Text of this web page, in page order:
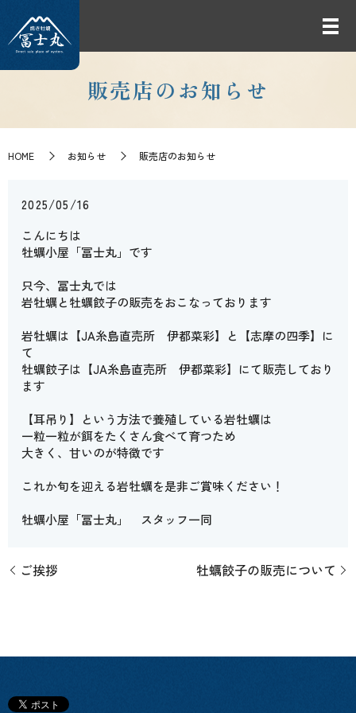
販売店のお知らせ
HOME お知らせ 販売店のお知らせ
2025/05/16
こんにちは
牡蠣小屋「冨士丸」です
只今、冨士丸では
岩牡蠣と牡蠣餃子の販売をおこなっております
岩牡蠣は【JA糸島直売所 伊都菜彩】と【志摩の四季】に
て
牡蠣餃子は【JA糸島直売所 伊都菜彩】にて販売しており
ます
【耳吊り】という方法で養殖している岩牡蠣は
一粒一粒が餌をたくさん食べて育つため
大きく、甘いのが特徴です
これか旬を迎える岩牡蠣を是非ご賞味ください！
牡蠣小屋「冨士丸」 スタッフ一同
ご挨拶 牡蠣餃子の販売について